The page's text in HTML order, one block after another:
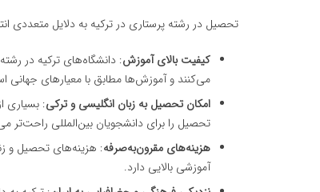
تحصیل در رشته پرستاری در ترکیه به دلایل متعددی
کیفیت بالای آموزش: دانشگاه‌های ترکیه در
می‌کنند و آموزش‌ها مطابق با معیارهای جهانی
امکان تحصیل به زبان انگلیسی و ترکی: بسیاری
تحصیل را برای دانشجویان بین‌المللی راحت‌تر
هزینه‌های مقرون‌به‌صرفه: هزینه‌های تحصیل و
آموزشی بالایی دارد.